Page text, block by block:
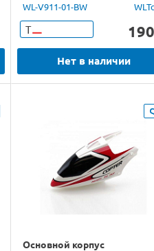
WL-V911-01-BW
Т 190
Нет в наличии
Основной корпус